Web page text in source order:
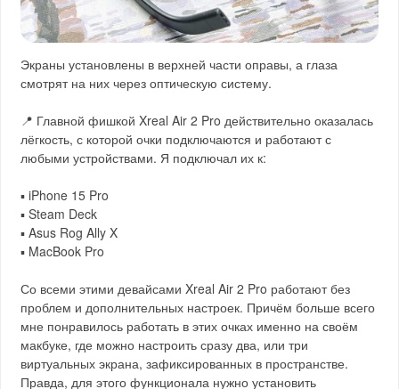
Экраны установлены в верхней части оправы, а глаза
смотрят на них через оптическую систему.
📍 Главной фишкой Xreal Air 2 Pro действительно оказалась
лёгкость, с которой очки подключаются и работают с
любыми устройствами. Я подключал их к:
▪️ iPhone 15 Pro
▪️ Steam Deck
▪️ Asus Rog Ally X
▪️ MacBook Pro
Со всеми этими девайсами Xreal Air 2 Pro работают без
проблем и дополнительных настроек. Причём больше всего
мне понравилось работать в этих очках именно на своём
макбуке, где можно настроить сразу два, или три
виртуальных экрана, зафиксированных в пространстве.
Правда, для этого функционала нужно установить